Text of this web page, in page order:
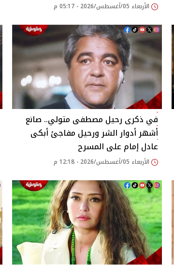
الأربعاء 05/أغسطس/2026 - 05:17 م
في ذكرى رحيل مصطفى متولي.. صانع
أشهر أدوار الشر ورحيل مفاجئ أبكى
عادل إمام على المسرح
الأربعاء 05/أغسطس/2026 - 12:18 م